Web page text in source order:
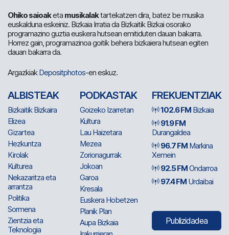
Ohiko saioaketa musikalaktartekatzen dira, batez be musika
euskalduna eskeiniz. Bizkaia Irratia da Bizkaitik Bizkai osorako
programazino guztia euskera hutsean emitiduten dauan bakarra.
Horrez gain, programazinoa goitik behera bizkaiera hutsean egiten
dauan bakarra da.
ArgazkiakDepositphotos-en eskuz.
ALBISTEAK
Bizkaitik Bizkaira
Elizea
Gizartea
Hezkuntza
Kirolak
Kulturea
Nekazaritza eta
arrantza
Politika
Sormena
Zientzia eta
Teknologia
PODKASTAK
Goizeko Izarretan
Kultura
Lau Haizetara
Mezea
Zorionagurrak
Jokoan
Garoa
Kresala
Euskera Hobetzen
Planik Plan
Aupa Bizkaia
FREKUENTZIAK
102.6 FM Bizkaia
91.9 FM
Durangaldea
96.7 FM Markina
Xemein
92.5 FMOndarroa
97.4 FM Urdaibai
Publizidadea